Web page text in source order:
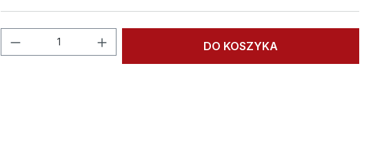
Ilość produktu: Wprowadź żądaną ilość lub
DO KOSZYKA